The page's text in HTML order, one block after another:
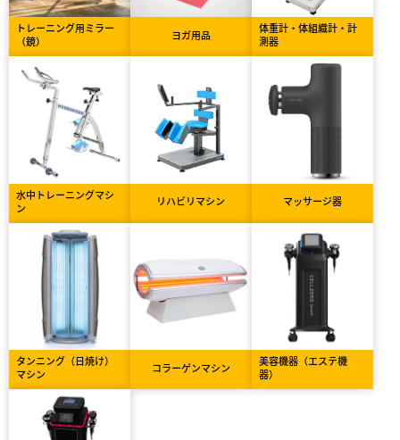
トレーニング用ミラー
（鏡）
ヨガ用品
体重計・体組織計・計
測器
水中トレーニングマシ
ン
リハビリマシン マッサージ器
タンニング（日焼け）
マシン
コラーゲンマシン
美容機器（エステ機
器）